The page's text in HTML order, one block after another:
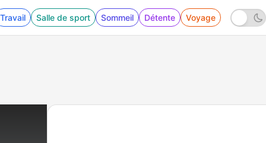
Travail Salle de sport Sommeil Détente Voyage